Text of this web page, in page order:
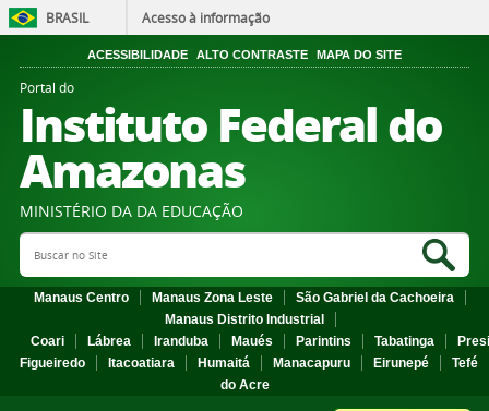
BRASIL Acesso à informação
ACESSIBILIDADE ALTO CONTRASTE MAPA DO SITE
Portal do
Instituto Federal do
Amazonas
MINISTÉRIO DA DA EDUCAÇÃO
Search Site
Manaus Centro Manaus Zona Leste
São Gabriel da Cachoeira
Manaus Distrito Industrial
Coari
Lábrea Iranduba Maués Parintins Tabatinga
Figueiredo
Itacoatiara Humaitá Manacapuru Eirunepé
Tefé
do Acre